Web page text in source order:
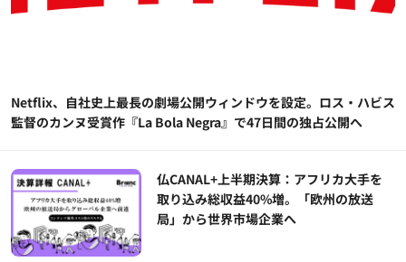
Netflix、自社史上最長の劇場公開ウィンドウを設定。ロス・ハビス
監督のカンヌ受賞作『La Bola Negra』で47日間の独占公開へ
仏CANAL+上半期決算：アフリカ大手を
取り込み総収益40%増。「欧州の放送
局」から世界市場企業へ